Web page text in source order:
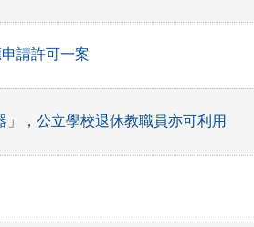
請許可一案
，公立學校退休教職員亦可利用